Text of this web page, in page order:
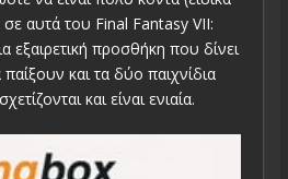
αυτά του Final Fantasy VII:
εξαιρετική προσθήκη που δίνει
και τα δύο παιχνίδια
και είναι ενιαία.